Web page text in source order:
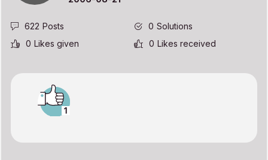
622 Posts 0 Solutions
0 Likes given 0 Likes received